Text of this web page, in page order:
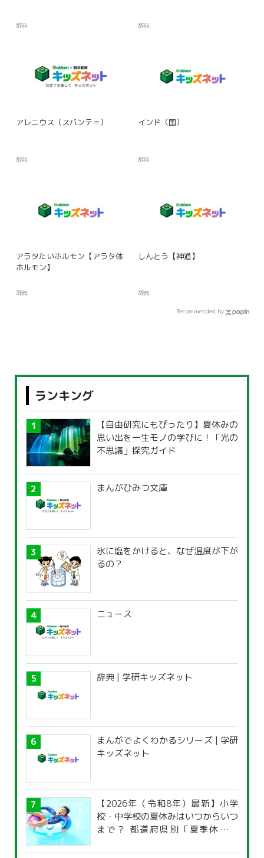
辞典 辞典
アレニウス（スバンテ＝）
辞典
インド（国）
辞典
アラタたいホルモン【アラタ体
ホルモン】
辞典
しんとう【神道】
辞典
Recommended by
ランキング
【自由研究にもぴったり】夏休みの
思い出を一生モノの学びに！「光の
不思議」探究ガイド
まんがひみつ文庫
氷に塩をかけると、なぜ温度が下が
るの？
ニュース
辞典 | 学研キッズネット
まんがでよくわかるシリーズ | 学研
キッズネット
【2026年（令和8年）最新】小学
校・中学校の夏休みはいつからいつ
まで？ 都道府県別「夏季休暇一